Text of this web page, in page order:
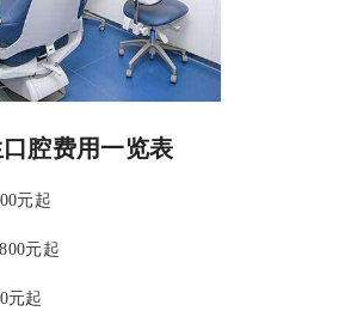
腔费用一览表
元起
元起
元起